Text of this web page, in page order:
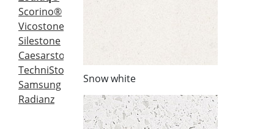
Scorino®
Vicostone
Silestone
Caesarstone
TechniStone
Samsung
Radianz
Snow white